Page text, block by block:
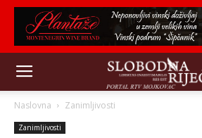
Naslovna Zanimljivosti
Zanimljivosti